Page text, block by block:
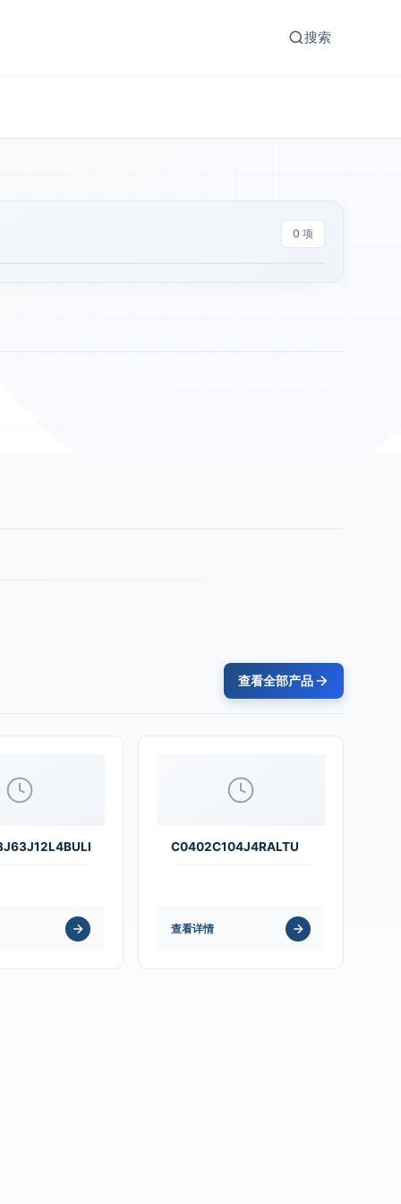
搜索
0 项
查看全部产品
C0402C104J4RALTU
查看详情